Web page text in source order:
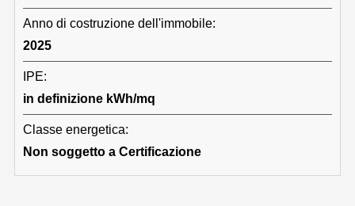
Anno di costruzione dell'immobile:
2025
IPE:
in definizione kWh/mq
Classe energetica:
Non soggetto a Certificazione